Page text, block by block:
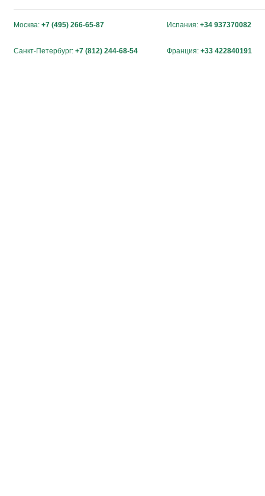
Москва: +7 (495) 266-65-87 Испания: +34 937370082
Санкт-Петербург: +7 (812) 244-68-54 Франция: +33 422840191